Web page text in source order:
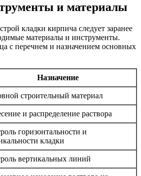
и материалы
кладки кирпича следует заранее
материалы и инструменты.
с перечнем и назначением основных
Назначение
строительный материал
и распределение раствора
горизонтальности и
кладки
вертикальных линий